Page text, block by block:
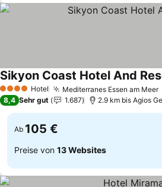
4 Sterne Hotel Mediterranes Essen am Meer
Sikyon Coast Hotel And
8,4 Sehr gut 1.687 2.9 km bis Agios
Ab 105 €
Preise von 13 Websites